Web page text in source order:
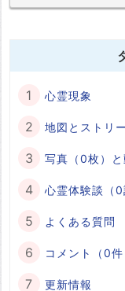
心霊現象
地図とストリ
写真（0枚）と
心霊体験談（0
よくある質問
コメント（0件
更新情報